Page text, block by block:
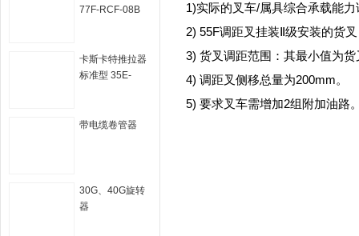
77F-RCF-08B
卡斯卡特推拉器
标准型 35E-
带电缆卷管器
30G、40G旋转
器
1)实际的叉车/属具综合承载能
2) 55F调距叉挂装Ⅱ级安装的货
3) 货叉调距范围：其最小值为
4) 调距叉侧移总量为200mm。
5) 要求叉车需增加2组附加油路